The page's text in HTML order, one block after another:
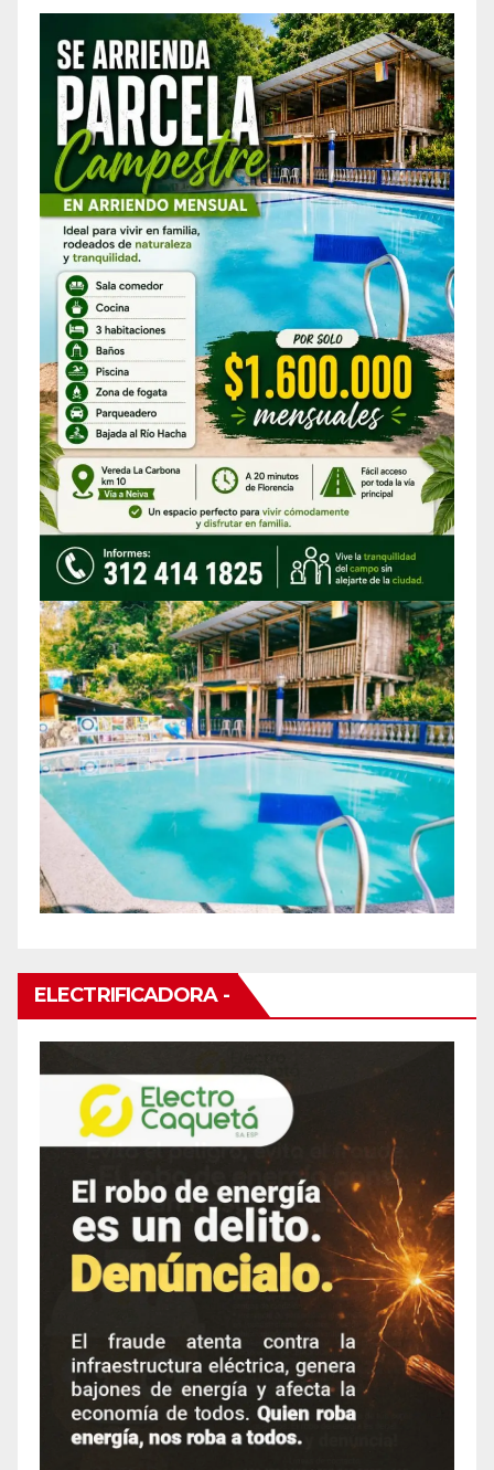
ELECTRIFICADORA -